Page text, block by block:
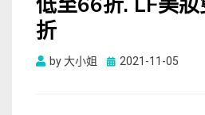
折
by大小姐
Posted
2021-11-05